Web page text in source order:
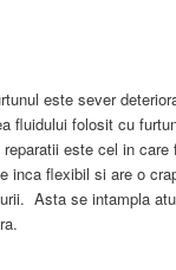
este sever
fluidului folosit cu
este cel in care
inca flexibil si are o
Asta se intampla